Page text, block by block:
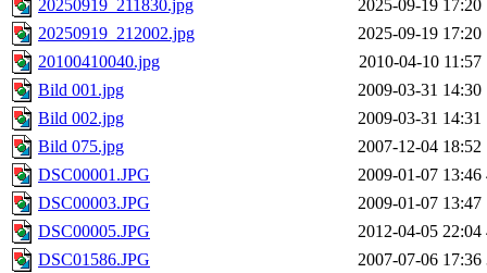
20250919_211830.jpg
2025-09-19 17:20
20250919_212002.jpg
2025-09-19 17:20
20100410040.jpg
2010-04-10 11:57
Bild 001.jpg
2009-03-31 14:30
Bild 002.jpg
2009-03-31 14:31
Bild 075.jpg
2007-12-04 18:52
DSC00001.JPG
2009-01-07 13:46
DSC00003.JPG
2009-01-07 13:47
DSC00005.JPG
2012-04-05 22:04
DSC01586.JPG
2007-07-06 17:36